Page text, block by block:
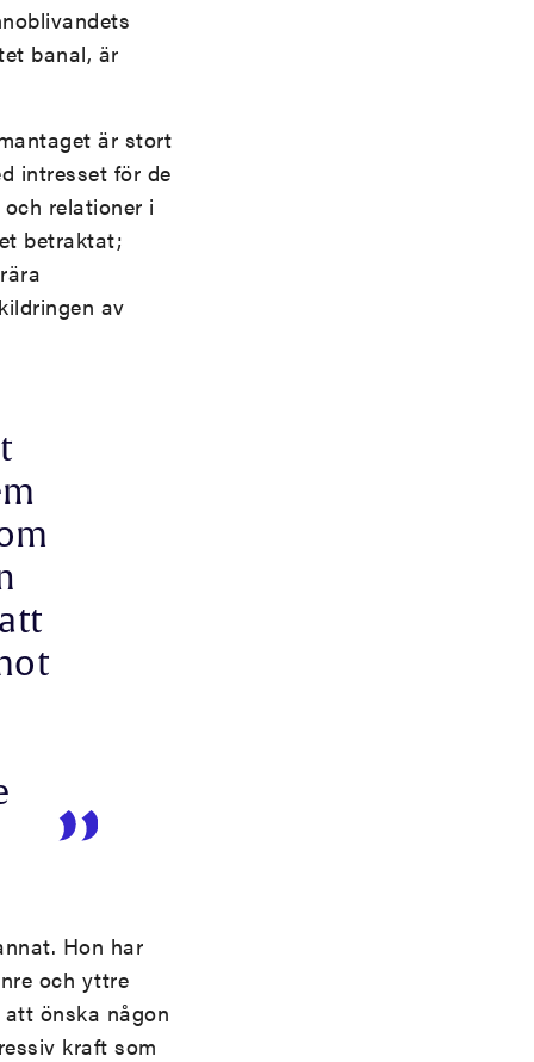
banal, är
är stort
intresset för de
relationer i
betraktat;
av
Hon har
och yttre
önska någon
kraft som